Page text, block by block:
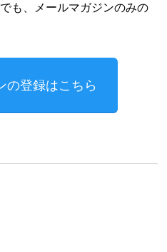
も、メールマガジンのみの
の登録はこちら